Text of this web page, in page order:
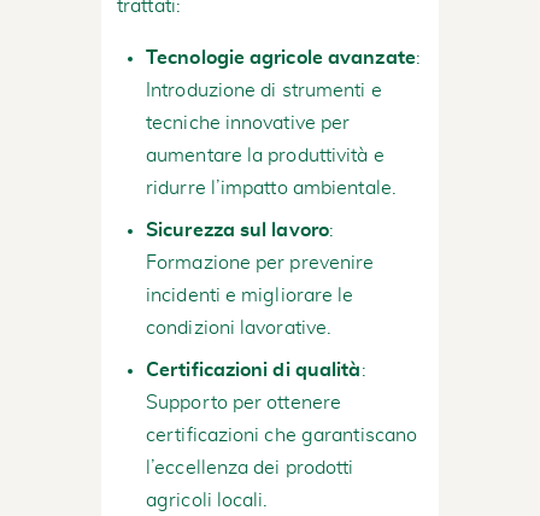
trattati:
Tecnologie agricole avanzate:
Introduzione di strumenti e
tecniche innovative per
aumentare la produttività e
ridurre l’impatto ambientale.
Sicurezza sul lavoro:
Formazione per prevenire
incidenti e migliorare le
condizioni lavorative.
Certificazioni di qualità:
Supporto per ottenere
certificazioni che garantiscano
l’eccellenza dei prodotti
agricoli locali.